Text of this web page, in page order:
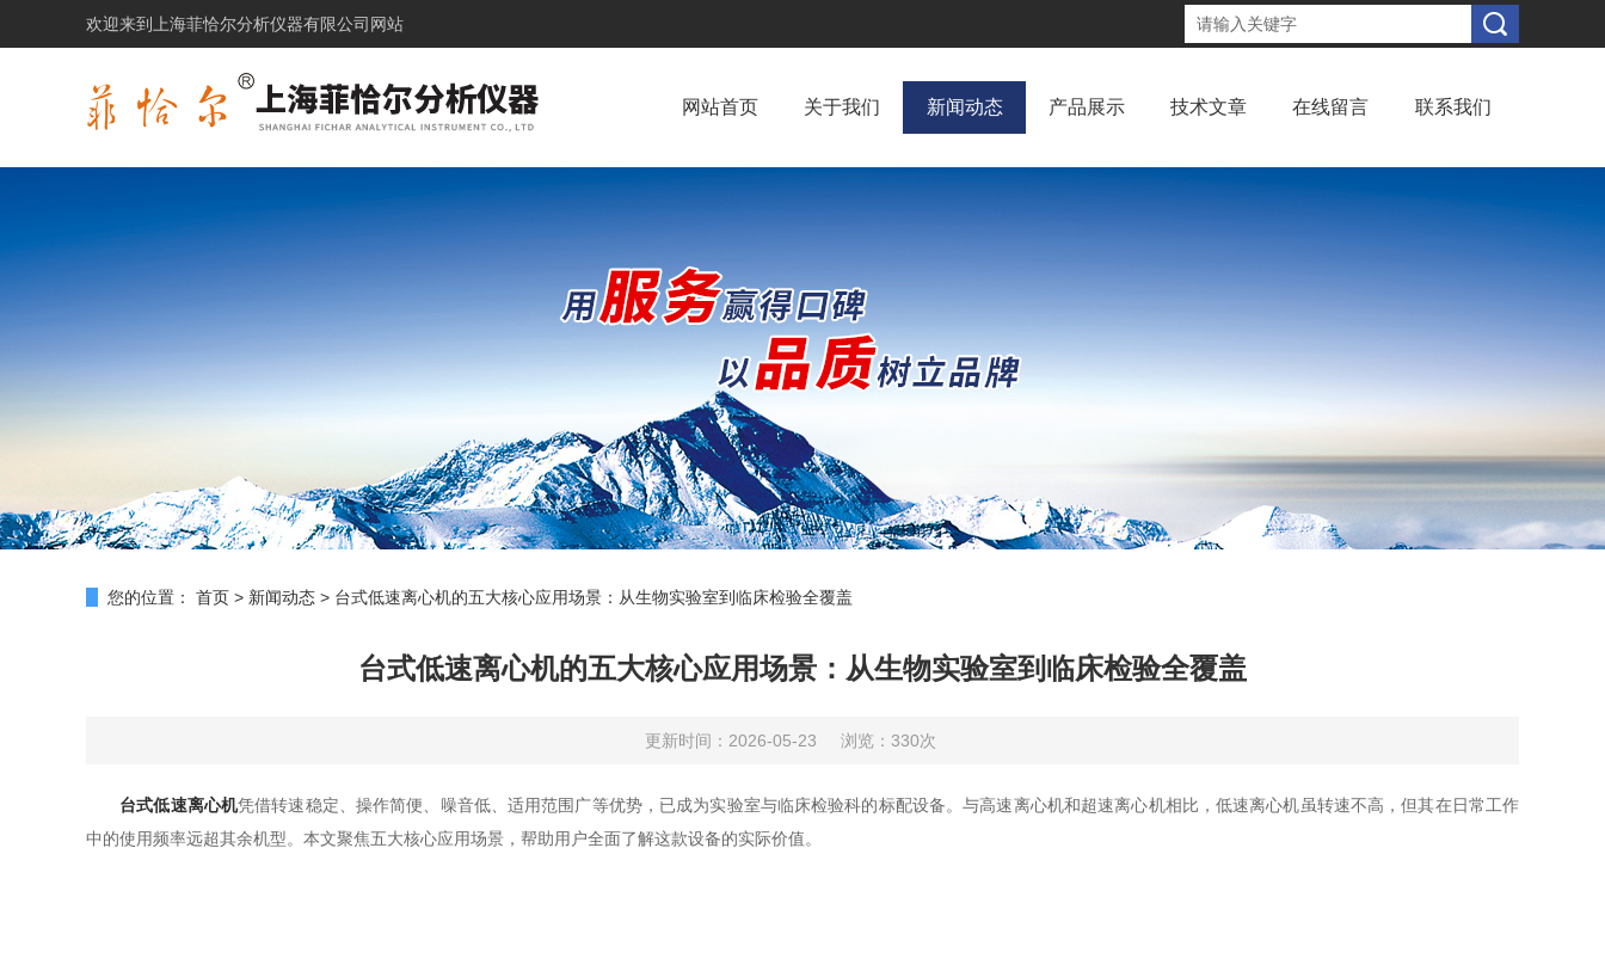
欢迎来到上海菲恰尔分析仪器有限公司网站
网站首页 关于我们 新闻动态 产品展示 技术文章 在线留言 联系我们
您的位置： 首页 > 新闻动态 > 台式低速离心机的五大核心应用场景：从生物实验室到临床检验全覆盖
台式低速离心机的五大核心应用场景：从生物实验室到临床检验全覆盖
更新时间：2026-05-23 浏览：330次
台式低速离心机凭借转速稳定、操作简便、噪音低、适用范围广等优势，已成为实验室与临床检验科的标配设备。与高速离心机和超速离心机相比，低速离心机虽转速不高，但其在日常工作
中的使用频率远超其余机型。本文聚焦五大核心应用场景，帮助用户全面了解这款设备的实际价值。